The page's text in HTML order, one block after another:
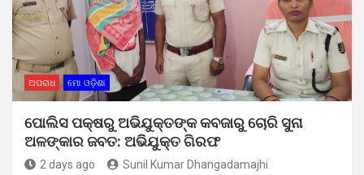
ଅପରାଧ ମୋ ଓଡ଼ିଶା
ପୋଲିସ ପକ୍ଷରୁ ଅଭିଯୁକ୍ତଙ୍କ କବଜାରୁ ଚୋରି ସୁନା
ଅଳଙ୍କାର ଜବତ: ଅଭିଯୁକ୍ତ ଗିରଫ
2 days ago Sunil Kumar Dhangadamajhi